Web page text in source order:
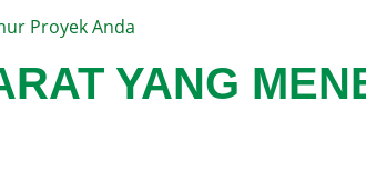
Proyek Anda
YANG